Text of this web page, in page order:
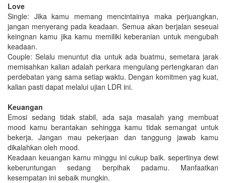
Love
Single: Jika kamu memang mencintainya maka perjuangkan,
jangan menyerang pada keadaan. Semua akan berjalan seseuai
keingnan kamu jika kamu memiliki keberanian untuk mengubah
keadaan.
Couple: Selalu menuntut dia untuk ada buatmu, semetara jarak
memisahkan kalian adalah perkara mengulang pertengkaran dan
perdebatan yang sama setiap waktu. Dengan komitmen yag kuat,
kalian pasti dapat melalui ujian LDR ini.
Keuangan
Emosi sedang tidak stabil, ada saja masalah yang membuat
mood kamu berantakan sehingga kamu tidak semangat untuk
bekerja. Jangan mau pekerjaan dan tanggung jawab kamu
dikalahkan oleh mood.
Keadaan keuangan kamu minggu ini cukup baik. sepertinya dewi
keberuntungan sedang berpihak padamu. Manfaatkan
kesempatan ini sebaik mungkin.